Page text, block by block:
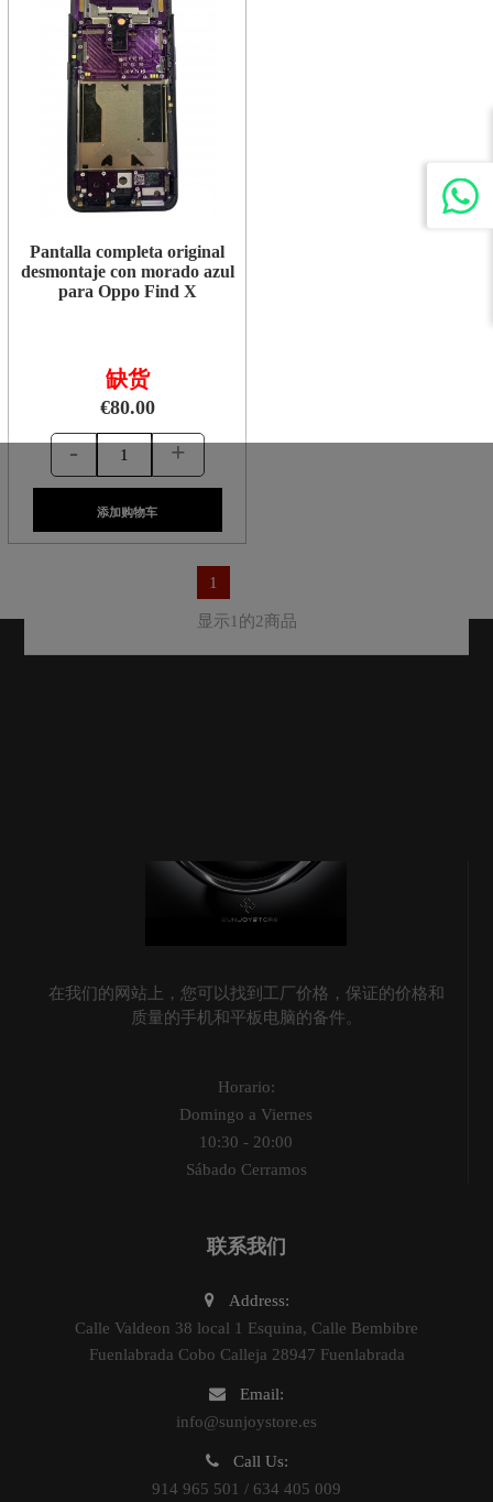
Pantalla completa original
desmontaje con morado azul
para Oppo Find X
缺货
€80.00
- +
添加购物车
1
显示1的2商品
在我们的网站上，您可以找到工厂价格，保证的价格和
质量的手机和平板电脑的备件。
Horario:
Domingo a Viernes
10:30 - 20:00
Sábado Cerramos
联系我们
Address:
Calle Valdeon 38 local 1 Esquina, Calle Bembibre
Fuenlabrada Cobo Calleja 28947 Fuenlabrada
Email:
info@sunjoystore.es
Call Us:
914 965 501 / 634 405 009